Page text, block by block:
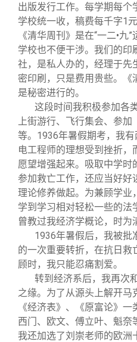
出版发行工作。每学期每个
学校统一收，稿费每千字1
《清华周刊》是在“一二•九
学校也不便干涉。我们的印
社，是私人办的，经理于先
密印刷，只是费用贵些。《
是秘密进行的。
这段时间我积极参加各
上街游行、飞行集会、参
等。1936年暑假期考，我
电工程师的理想受到挫折
愿望增强起来。吸取中学时
参加救亡工作，还应当好好
理论修养做起。为兼顾学业
学到学习相对轻松一些的
曾教过我经济学概论，时为
1936年暑假后，我被批
的一次重要转折，在抗日救
顾时，我只能忍痛割爱。
转到经济系后，我再次
之缘。为了从源头上解开马
《经济表》、《原富论》
西门、欧文、傅立叶、魁奈
我还加选了刘崇老师的欧洲